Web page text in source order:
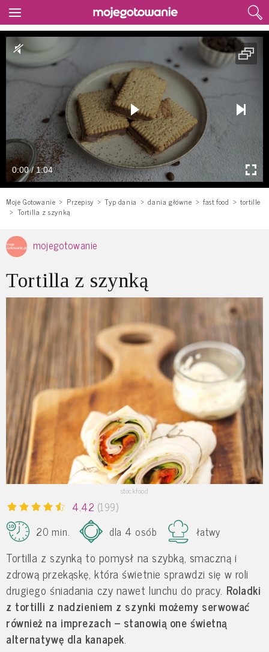
0:00 / 1:04
Moje Gotowanie Przepisy Typ dania dania główne fast food
tortille
Tortilla z szynką
mojegotowanie
Tortilla z szynką
stockfood
4.42 (199)
20 min.
dla 4 osób łatwy
Tortilla z szynką to pomysł na szybką, smaczną i
zdrową przekąskę, która świetnie sprawdzi się w roli
drugiego śniadania czy nawet lunchu do pracy. Roladki
z tortilli z nadzieniem z szynki możemy serwować
również na imprezach – stanowią one świetną
alternatywę dla kanapek.